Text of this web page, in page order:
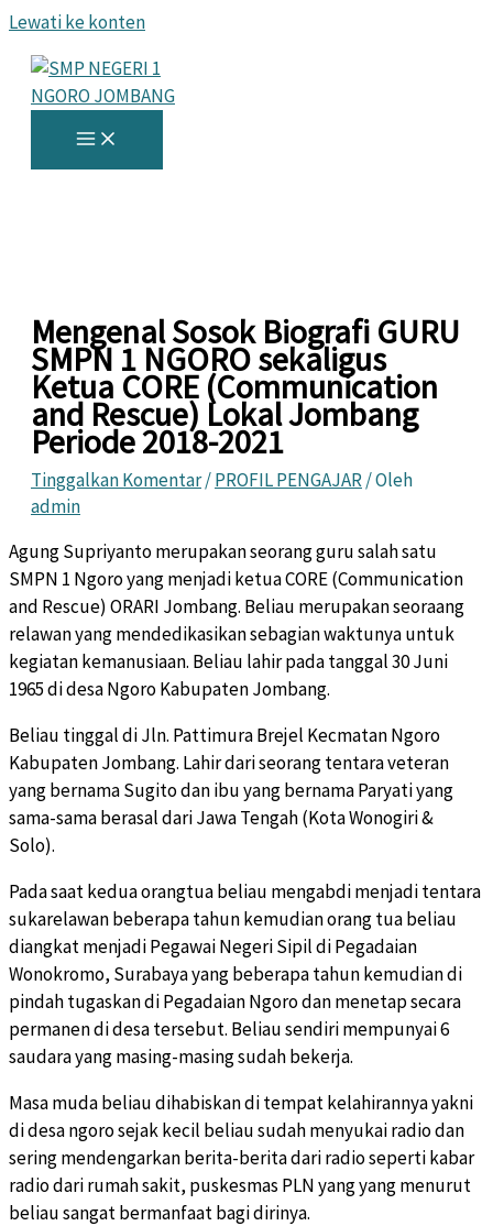
Lewati ke konten
Mengenal Sosok Biografi GURU
SMPN 1 NGORO sekaligus
Ketua CORE (Communication
and Rescue) Lokal Jombang
Periode 2018-2021
Tinggalkan Komentar/PROFIL PENGAJAR/ Oleh
admin
Agung Supriyanto merupakan seorang guru salah satu
SMPN 1 Ngoro yang menjadi ketua CORE (Communication
and Rescue) ORARI Jombang. Beliau merupakan seoraang
relawan yang mendedikasikan sebagian waktunya untuk
kegiatan kemanusiaan. Beliau lahir pada tanggal 30 Juni
1965 di desa Ngoro Kabupaten Jombang.
Beliau tinggal di Jln. Pattimura Brejel Kecmatan Ngoro
Kabupaten Jombang. Lahir dari seorang tentara veteran
yang bernama Sugito dan ibu yang bernama Paryati yang
sama-sama berasal dari Jawa Tengah (Kota Wonogiri &
Solo).
Pada saat kedua orangtua beliau mengabdi menjadi tentara
sukarelawan beberapa tahun kemudian orang tua beliau
diangkat menjadi Pegawai Negeri Sipil di Pegadaian
Wonokromo, Surabaya yang beberapa tahun kemudian di
pindah tugaskan di Pegadaian Ngoro dan menetap secara
permanen di desa tersebut. Beliau sendiri mempunyai 6
saudara yang masing-masing sudah bekerja.
Masa muda beliau dihabiskan di tempat kelahirannya yakni
di desa ngoro sejak kecil beliau sudah menyukai radio dan
sering mendengarkan berita-berita dari radio seperti kabar
radio dari rumah sakit, puskesmas PLN yang yang menurut
beliau sangat bermanfaat bagi dirinya.